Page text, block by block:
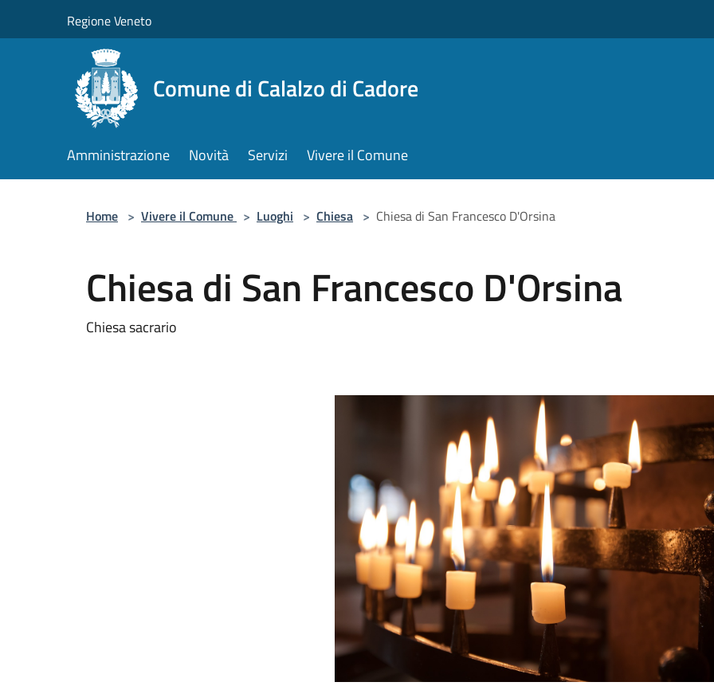
Regione Veneto
Comune di Calalzo di Cadore
Amministrazione Novità Servizi Vivere il Comune
Home > Vivere il Comune > Luoghi > Chiesa > Chiesa di San Francesco D'Orsina
Chiesa di San Francesco D'Orsina
Chiesa sacrario